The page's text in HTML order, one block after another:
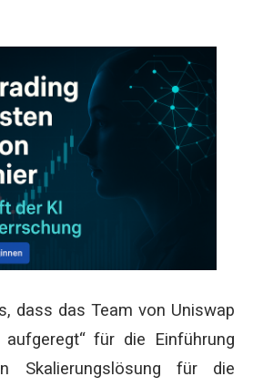
dass das Team von Uniswap
aufgeregt“ für die Einführung
Skalierungslösung für die